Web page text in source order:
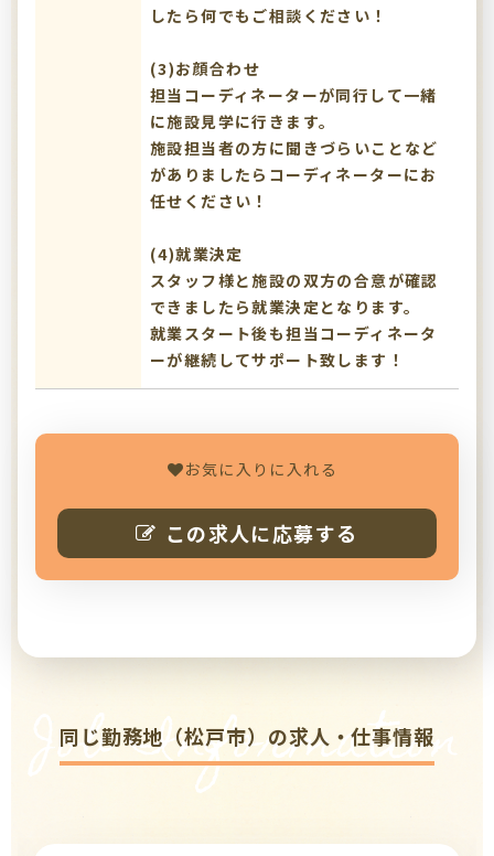
したら何でもご相談ください！
(3)お顔合わせ
担当コーディネーターが同行して一緒
に施設見学に行きます。
施設担当者の方に聞きづらいことなど
がありましたらコーディネーターにお
任せください！
(4)就業決定
スタッフ様と施設の双方の合意が確認
できましたら就業決定となります。
就業スタート後も担当コーディネータ
ーが継続してサポート致します！
お気に入りに入れる
この求人に応募する
Job Information
同じ勤務地（松戸市）の求人・仕事情報